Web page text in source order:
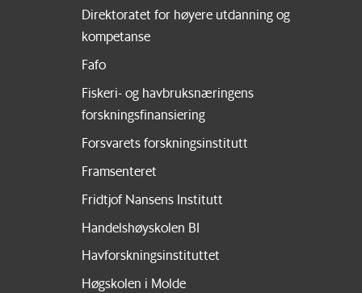
Direktoratet for høyere utdanning og
kompetanse
Fafo
Fiskeri- og havbruksnæringens
forskningsfinansiering
Forsvarets forskningsinstitutt
Framsenteret
Fridtjof Nansens Institutt
Handelshøyskolen BI
Havforskningsinstituttet
Høgskolen i Molde